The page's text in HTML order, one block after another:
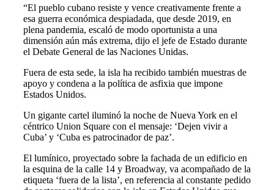
“El pueblo cubano resiste y vence creativamente frente a
esa guerra económica despiadada, que desde 2019, en
plena pandemia, escaló de modo oportunista a una
dimensión aún más extrema, dijo el jefe de Estado durante
el Debate General de las Naciones Unidas.
Fuera de esta sede, la isla ha recibido también muestras de
apoyo y condena a la política de asfixia que impone
Estados Unidos.
Un gigante cartel iluminó la noche de Nueva York en el
céntrico Union Square con el mensaje: ‘Dejen vivir a
Cuba’ y ‘Cuba es patrocinador de paz’.
El lumínico, proyectado sobre la fachada de un edificio en
la esquina de la calle 14 y Broadway, va acompañado de la
etiqueta ‘fuera de la lista’, en referencia al constante pedido